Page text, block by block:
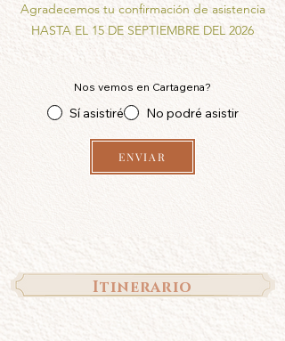
Agradecemos tu confirmación de asistencia
HASTA EL 15 DE SEPTIEMBRE DEL 2026
Nos vemos en Cartagena?
Sí asistiré No podré asistir
ENVIAR
Itinerario